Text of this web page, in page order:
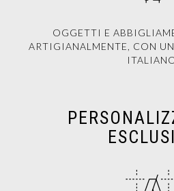
OGGETTI E
ARTIGIANALMENTE, CON